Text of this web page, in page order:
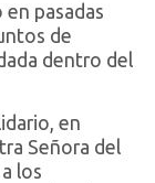
pasadas
de
dentro del
en
Señora del
los